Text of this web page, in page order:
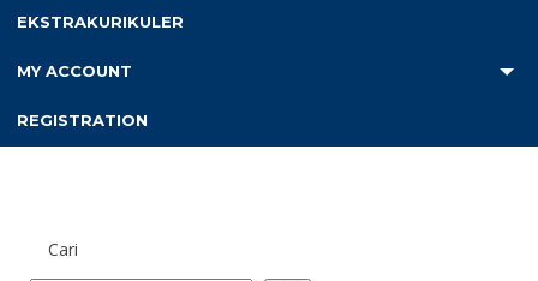
EKSTRAKURIKULER
MY ACCOUNT
REGISTRATION
tampil di hadapan Bapak Bupati Bantul pada Bulan Mei tahun
Cari